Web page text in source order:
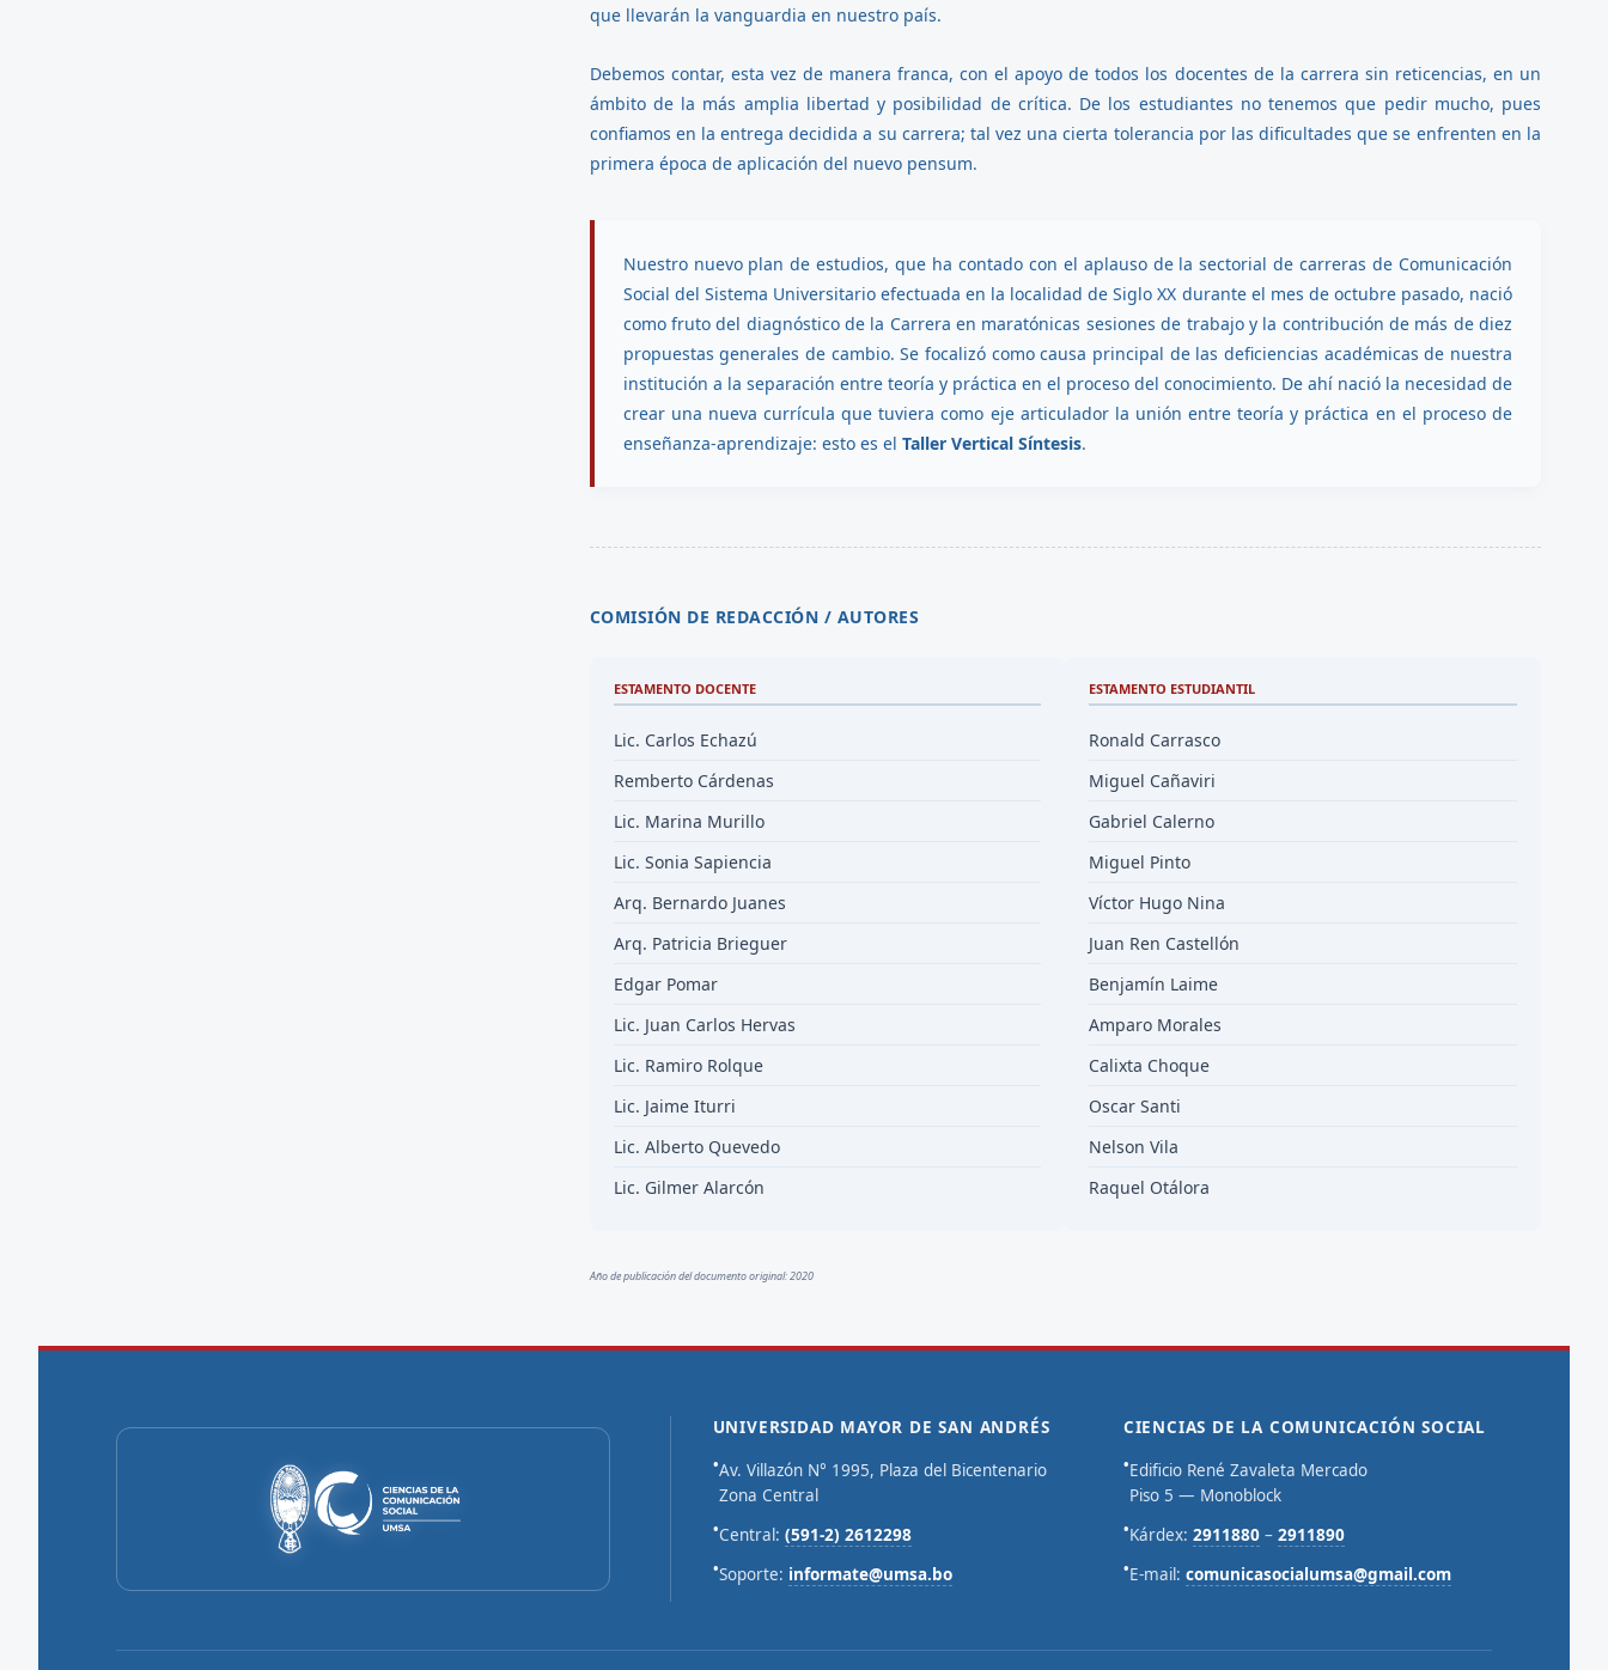
que llevarán la vanguardia en nuestro país.
Debemos contar, esta vez de manera franca, con el apoyo de todos los docentes de la carrera sin reticencias, en un
ámbito de la más amplia libertad y posibilidad de crítica. De los estudiantes no tenemos que pedir mucho, pues
confiamos en la entrega decidida a su carrera; tal vez una cierta tolerancia por las dificultades que se enfrenten en la
primera época de aplicación del nuevo pensum.
Nuestro nuevo plan de estudios, que ha contado con el aplauso de la sectorial de carreras de Comunicación
Social del Sistema Universitario efectuada en la localidad de Siglo XX durante el mes de octubre pasado, nació
como fruto del diagnóstico de la Carrera en maratónicas sesiones de trabajo y la contribución de más de diez
propuestas generales de cambio. Se focalizó como causa principal de las deficiencias académicas de nuestra
institución a la separación entre teoría y práctica en el proceso del conocimiento. De ahí nació la necesidad de
crear una nueva currícula que tuviera como eje articulador la unión entre teoría y práctica en el proceso de
enseñanza-aprendizaje: esto es el Taller Vertical Síntesis.
COMISIÓN DE REDACCIÓN / AUTORES
ESTAMENTO DOCENTE
Lic. Carlos Echazú
Remberto Cárdenas
Lic. Marina Murillo
Lic. Sonia Sapiencia
Arq. Bernardo Juanes
Arq. Patricia Brieguer
Edgar Pomar
Lic. Juan Carlos Hervas
Lic. Ramiro Rolque
Lic. Jaime Iturri
Lic. Alberto Quevedo
Lic. Gilmer Alarcón
ESTAMENTO ESTUDIANTIL
Ronald Carrasco
Miguel Cañaviri
Gabriel Calerno
Miguel Pinto
Víctor Hugo Nina
Juan Ren Castellón
Benjamín Laime
Amparo Morales
Calixta Choque
Oscar Santi
Nelson Vila
Raquel Otálora
Año de publicación del documento original: 2020
UNIVERSIDAD MAYOR DE SAN ANDRÉS
•Av. Villazón N° 1995, Plaza del Bicentenario
Zona Central
•Central: (591-2) 2612298
•Soporte: informate@umsa.bo
CIENCIAS DE LA COMUNICACIÓN SOCIAL
•Edificio René Zavaleta Mercado
Piso 5 — Monoblock
•Kárdex: 2911880– 2911890
•E-mail: comunicasocialumsa@gmail.com